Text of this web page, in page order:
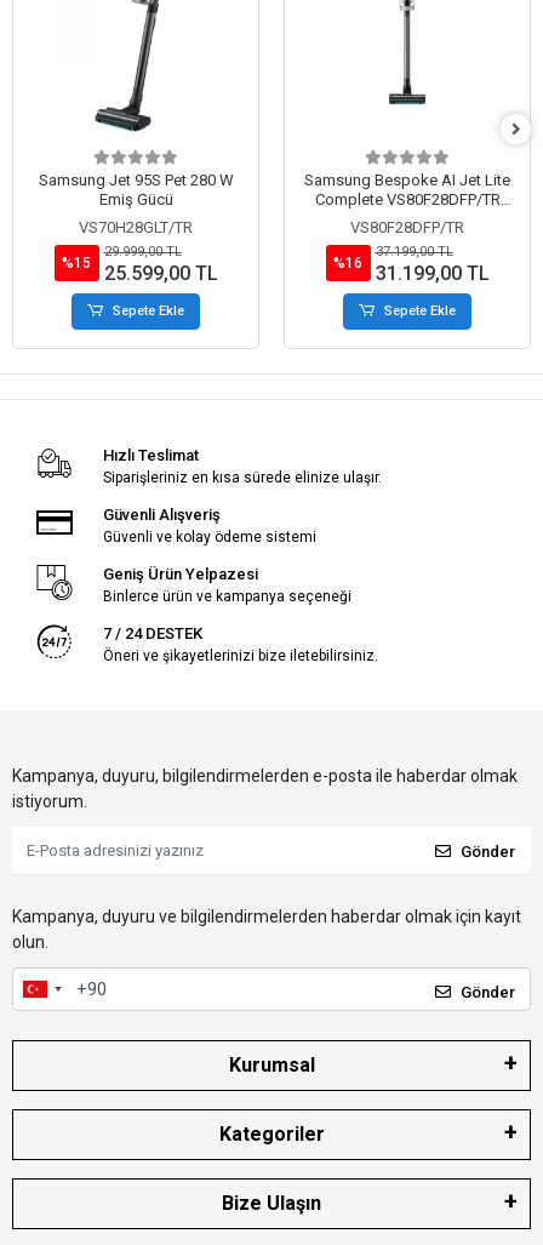
Samsung Jet 95S Pet 280 W
Emiş Gücü
VS70H28GLT/TR
%15
29.999,00 TL
25.599,00 TL
Sepete Ekle
Samsung Bespoke AI Jet Lite
Complete VS80F28DFP/TR
Islak Kuru Şarjlı Dikey Süpürge
VS80F28DFP/TR
%16
37.199,00 TL
31.199,00 TL
Sepete Ekle
Hızlı Teslimat
Siparişleriniz en kısa sürede elinize ulaşır.
Güvenli Alışveriş
Güvenli ve kolay ödeme sistemi
Geniş Ürün Yelpazesi
Binlerce ürün ve kampanya seçeneği
7 / 24 DESTEK
Öneri ve şikayetlerinizi bize iletebilirsiniz.
Kampanya, duyuru, bilgilendirmelerden e-posta ile haberdar olmak
istiyorum.
Gönder
Kampanya, duyuru ve bilgilendirmelerden haberdar olmak için kayıt
olun.
Gönder
Kurumsal
Kategoriler
Bize Ulaşın